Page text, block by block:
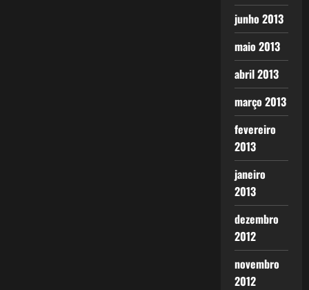
junho 2013
maio 2013
abril 2013
março 2013
fevereiro
2013
janeiro
2013
dezembro
2012
novembro
2012